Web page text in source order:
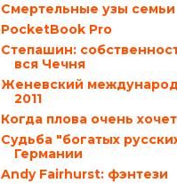
Смертельные узы семьи
PocketBook Pro
Степашин:
вся Чечня
Женевский
2011
Когда плова очень
Судьба "богатых
Германии
Andy Fairhurst: фэнтези